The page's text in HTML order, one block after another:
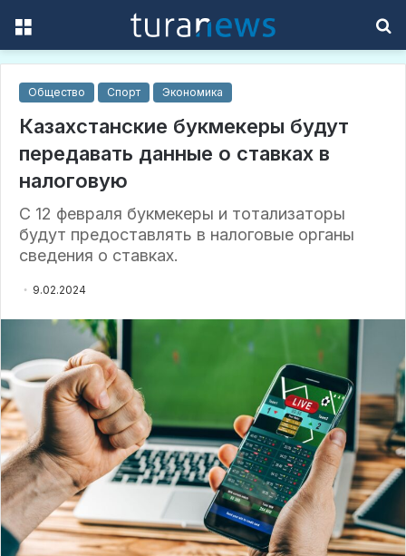
Общество Спорт Экономика
Казахстанские букмекеры будут
передавать данные о ставках в
налоговую
С 12 февраля букмекеры и тотализаторы
будут предоставлять в налоговые органы
сведения о ставках.
9.02.2024